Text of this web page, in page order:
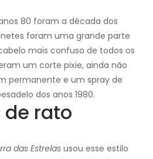
80 foram a década dos
foram uma grande parte
mais confuso de todos os
um corte pixie, ainda não
permanente e um spray de
dos anos 1980.
de rato
das Estrelas usou esse estilo